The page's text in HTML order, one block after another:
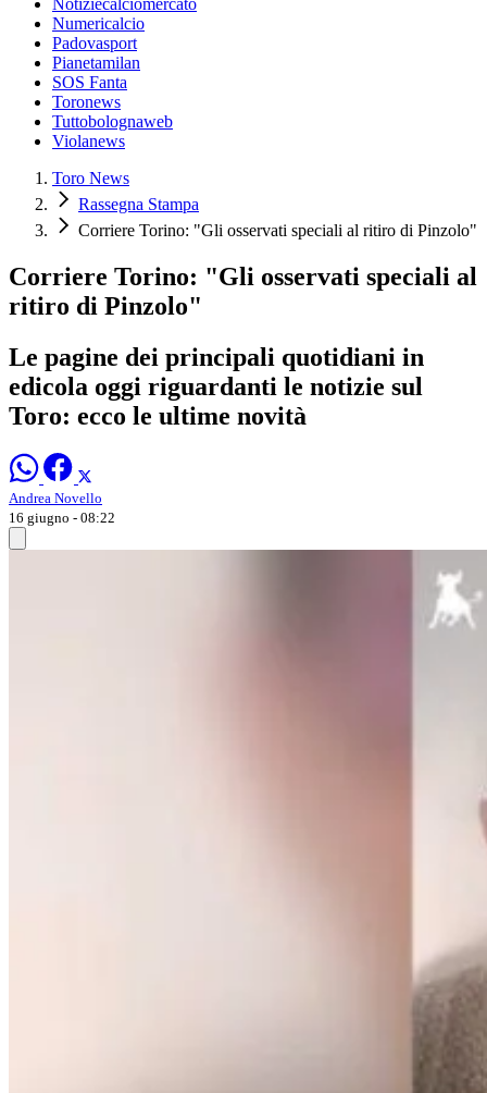
Notiziecalciomercato
Numericalcio
Padovasport
Pianetamilan
SOS Fanta
Toronews
Tuttobolognaweb
Violanews
Toro News
Rassegna Stampa
Corriere Torino: "Gli osservati speciali al ritiro di Pinzolo"
Corriere Torino: "Gli osservati speciali al
ritiro di Pinzolo"
Le pagine dei principali quotidiani in
edicola oggi riguardanti le notizie sul
Toro: ecco le ultime novità
Andrea Novello
16 giugno - 08:22